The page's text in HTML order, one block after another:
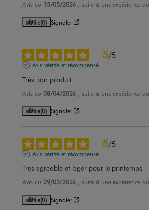
Avis du 15/05/2026 , suite à une expérience du
Utile(0) Signaler
5/5
Avis vérifié et récompensé
Très bon produit
Avis du 08/04/2026 , suite à une expérience du
Utile(0) Signaler
5/5
Avis vérifié et récompensé
Tres agreable et leger pour le printemps
Avis du 29/03/2026 , suite à une expérience du
Utile(0) Signaler